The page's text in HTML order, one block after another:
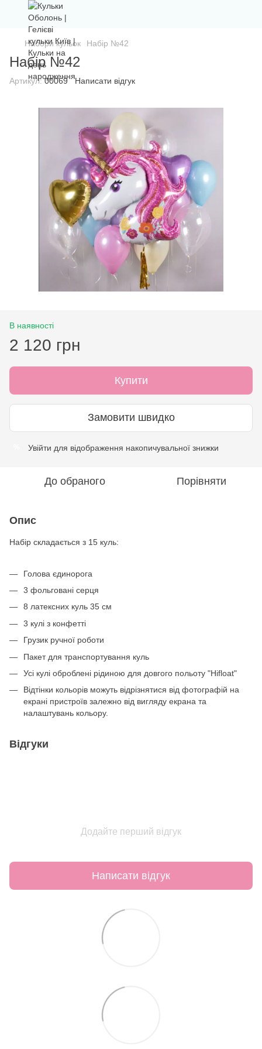
Набори кульок Набір №42
Набір №42
Артикул:00069 Написати відгук
В наявності
2 120 грн
Купити
Замовити швидко
Увійти для відображення накопичувальної знижки
До обраного Порівняти
Опис
Набір складається з 15 куль:
Голова єдинорога
3 фольговані серця
8 латексних куль 35 см
3 кулі з конфетті
Грузик ручної роботи
Пакет для транспортування куль
Усі кулі оброблені рідиною для довгого польоту "Hifloat"
Відтінки кольорів можуть відрізнятися від фотографій на
екрані пристроїв залежно від вигляду екрана та
налаштувань кольору.
Відгуки
Додайте перший відгук
Написати відгук